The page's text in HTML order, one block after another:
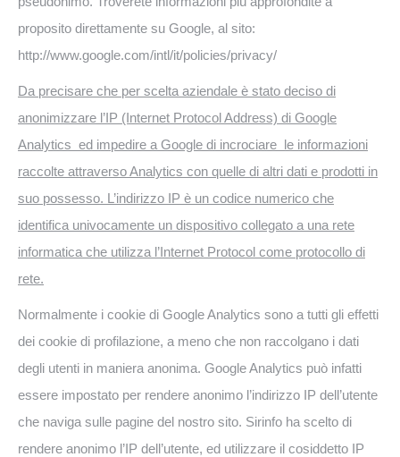
proposito direttamente su Google, al sito:
http://www.google.com/intl/it/policies/privacy/
Da precisare che per scelta aziendale è stato deciso di
anonimizzare l’IP (Internet Protocol Address) di Google
Analytics ed impedire a Google di incrociare le informazioni
raccolte attraverso Analytics con quelle di altri dati e prodotti in
suo possesso. L’indirizzo IP è un codice numerico che
identifica univocamente un dispositivo collegato a una rete
informatica che utilizza l’Internet Protocol come protocollo di
rete.
Normalmente i cookie di Google Analytics sono a tutti gli effetti
dei cookie di profilazione, a meno che non raccolgano i dati
degli utenti in maniera anonima. Google Analytics può infatti
essere impostato per rendere anonimo l’indirizzo IP dell’utente
che naviga sulle pagine del nostro sito. Sirinfo ha scelto di
rendere anonimo l’IP dell’utente, ed utilizzare il cosiddetto IP